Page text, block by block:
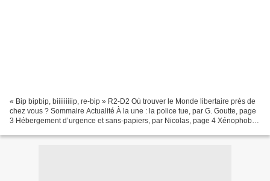
« Bip bipbip, biiiiiiiiip, re-bip » R2-D2 Où trouver le Monde libertaire près de
chez vous ? Sommaire Actualité À la une : la police tue, par G. Goutte, page
3 Hébergement d’urgence et sans-papiers, par Nicolas, page 4 Xénophobie,